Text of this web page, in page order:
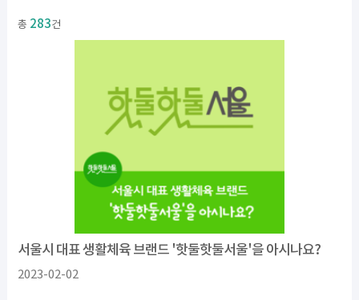
총 283건
서울시 대표 생활체육 브랜드 '핫둘핫둘서울'을 아시나요?
2023-02-02